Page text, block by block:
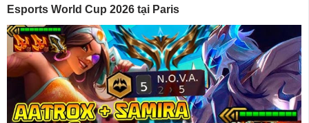
Esports World Cup 2026 tại Paris